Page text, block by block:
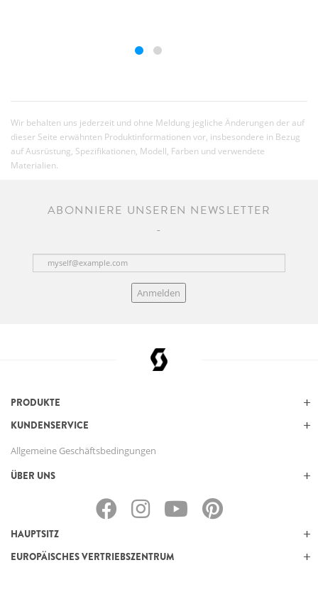
Wir behalten uns jederzeit und ohne Meldung jegliche Änderungen der auf
dieser Seite erwähnten Produktinformationen vor, insbesondere in Bezug
auf Ausrüstung, Spezifikationen, Modell, Farben und verwendete
Materialien.
ABONNIERE UNSEREN NEWSLETTER
Anmelden
PRODUKTE
KUNDENSERVICE
Allgemeine Geschäftsbedingungen
ÜBER UNS
HAUPTSITZ
EUROPÄISCHES VERTRIEBSZENTRUM